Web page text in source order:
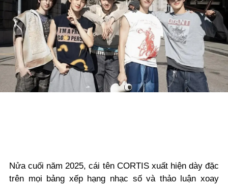
Nửa cuối năm 2025, cái tên CORTIS xuất hiện dày đặc
trên mọi bảng xếp hạng nhạc số và thảo luận xoay